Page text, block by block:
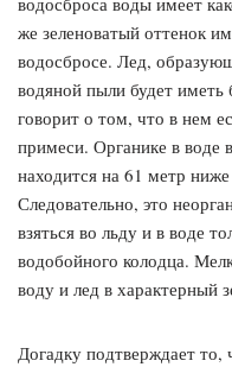
же зеленоватый оттенок
водосбросе. Лед,
водяной пыли будет иметь
говорит о том, что в нем
примеси. Органике в воде
находится на 61 метр
Следовательно, это
взяться во льду и в воде
водобойного колодца.
воду и лед в характерный
Догадку подтверждает